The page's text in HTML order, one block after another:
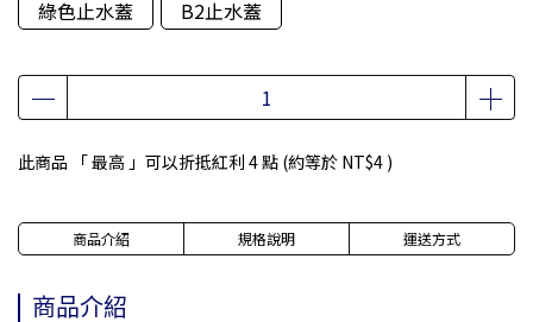
綠色止水蓋
B2止水蓋
此商品 「 最高 」可以折抵紅利 4點 (約等於 NT$4 )
商品介紹 規格說明 運送方式
商品介紹